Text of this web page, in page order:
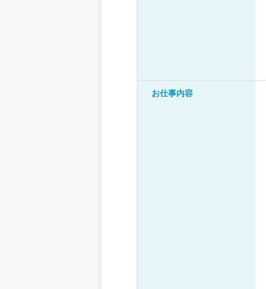
お仕事内容